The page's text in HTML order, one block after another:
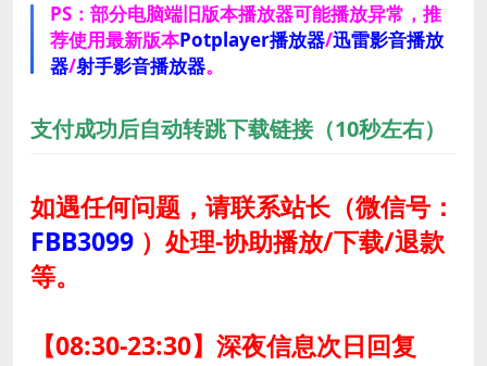
PS：部分电脑端旧版本播放器可能播放异常，推
荐使用最新版本Potplayer播放器/迅雷影音播放
器/射手影音播放器。
支付成功后自动转跳下载链接（10秒左右）
如遇任何问题，请联系站长（微信号：
FBB3099 ） 处理-协助播放/下载/退款
等。
【08:30-23:30】深夜信息次日回复